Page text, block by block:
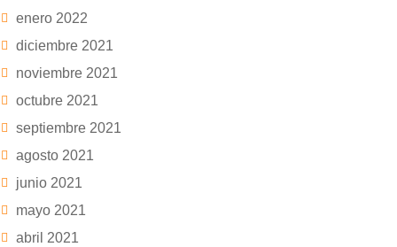
enero 2022
diciembre 2021
noviembre 2021
octubre 2021
septiembre 2021
agosto 2021
junio 2021
mayo 2021
abril 2021